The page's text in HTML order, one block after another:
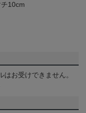
10cm
お受けできません。